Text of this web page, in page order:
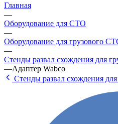
Главная
—
Оборудование для СТО
—
Оборудование для грузового
—
Стенды развал схождения для
—Адаптер Wabco
Стенды развал схождения